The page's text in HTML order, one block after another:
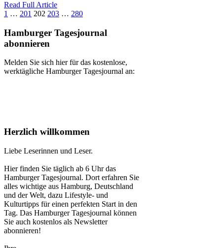
Read Full Article
1 … 201 202 203 … 280
Hamburger Tagesjournal
abonnieren
Melden Sie sich hier für das kostenlose,
werktägliche Hamburger Tagesjournal an:
Herzlich willkommen
Liebe Leserinnen und Leser.
Hier finden Sie täglich ab 6 Uhr das
Hamburger Tagesjournal. Dort erfahren Sie
alles wichtige aus Hamburg, Deutschland
und der Welt, dazu Lifestyle- und
Kulturtipps für einen perfekten Start in den
Tag. Das Hamburger Tagesjournal können
Sie auch kostenlos als Newsletter
abonnieren!